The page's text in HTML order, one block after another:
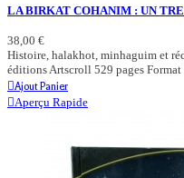
LA BIRKAT COHANIM : UN
38,00 €
Histoire, halakhot, minhaguim et
éditions Artscroll 529 pages
Ajout Panier
Aperçu Rapide